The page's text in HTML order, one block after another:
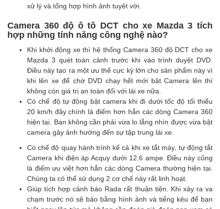
xử lý và tổng hợp hình ảnh tuyệt vời.
Camera 360 độ ô tô DCT cho xe Mazda 3 tích
hợp những tính năng công nghệ nào?
Khi khởi động xe thì hệ thống Camera 360 độ DCT cho xe
Mazda 3 quét toàn cảnh trước khi vào trình duyệt DVD.
Điều này tạo ra một ưu thế cực kỳ lớn cho sản phẩm này vì
khi lên xe để chờ DVD chạy hết mới bật Camera lên thì
không còn giá trị an toàn đối với lái xe nữa.
Có chế độ tự động bật camera khi đi dưới tốc độ tối thiểu
20 km/h đây chính là điểm hơn hẳn các dòng Camera 360
hiện tại. Bạn không cần phải vừa lo lắng nhìn được vừa bật
camera gây ảnh hưởng đến sự tập trung lái xe.
Có chế độ quay hành trình kể cả khi xe tắt máy, tự động tắt
Camera khi điện áp Acquy dưới 12.6 ampe. Điều này cũng
là điểm ưu việt hơn hẳn các dòng Camera thường hiện tại.
Chúng ta có thể sử dụng 2 cơ chế này rất linh hoạt.
Giúp tích hợp cảnh báo Rada rất thuận tiện. Khi xảy ra va
chạm trước nó sẽ báo bằng hình ảnh và tiếng kêu để bạn